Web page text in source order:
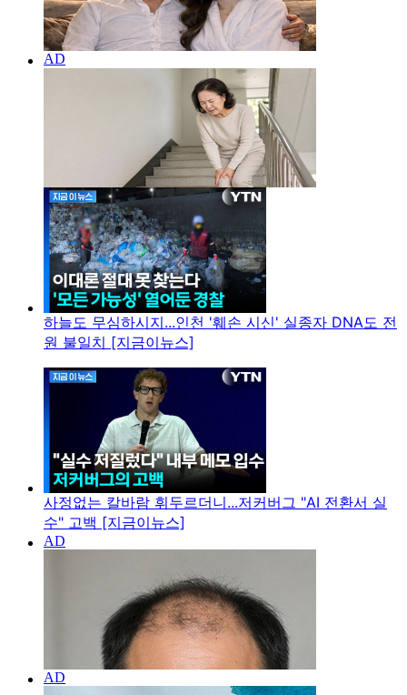
하늘도 무심하시지...인천 '훼손 시신' 실종자 DNA도 전
원 불일치 [지금이뉴스]
사정없는 칼바람 휘두르더니...저커버그 "AI 전환서 실
수" 고백 [지금이뉴스]